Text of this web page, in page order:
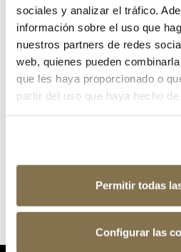
sociales y analizar el tráfico.
información sobre el uso que
nuestros partners de redes
web, quienes pueden
que les haya proporcionado o
partir del uso que haya hecho
Permitir todas
Configurar las
¿Has olvidado tu contraseña?